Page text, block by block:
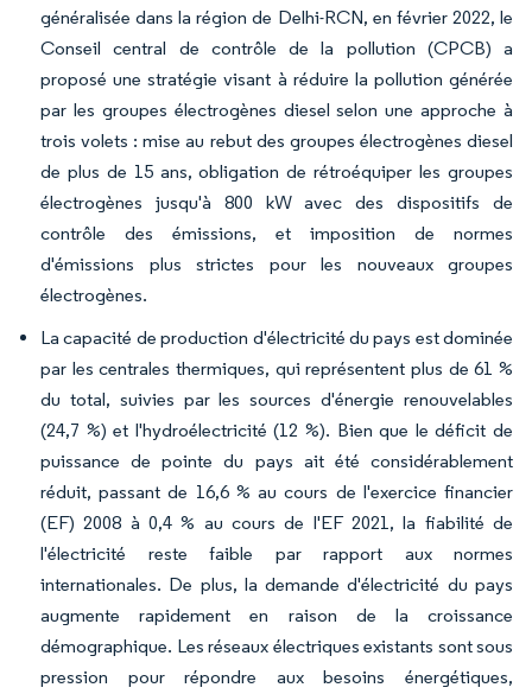
généralisée dans la région de Delhi-RCN, en février 2022, le
Conseil central de contrôle de la pollution (CPCB) a
proposé une stratégie visant à réduire la pollution générée
par les groupes électrogènes diesel selon une approche à
trois volets : mise au rebut des groupes électrogènes diesel
de plus de 15 ans, obligation de rétroéquiper les groupes
électrogènes jusqu'à 800 kW avec des dispositifs de
contrôle des émissions, et imposition de normes
d'émissions plus strictes pour les nouveaux groupes
électrogènes.
La capacité de production d'électricité du pays est dominée
par les centrales thermiques, qui représentent plus de 61 %
du total, suivies par les sources d'énergie renouvelables
(24,7 %) et l'hydroélectricité (12 %). Bien que le déficit de
puissance de pointe du pays ait été considérablement
réduit, passant de 16,6 % au cours de l'exercice financier
(EF) 2008 à 0,4 % au cours de l'EF 2021, la fiabilité de
l'électricité reste faible par rapport aux normes
internationales. De plus, la demande d'électricité du pays
augmente rapidement en raison de la croissance
démographique. Les réseaux électriques existants sont sous
pression pour répondre aux besoins énergétiques,